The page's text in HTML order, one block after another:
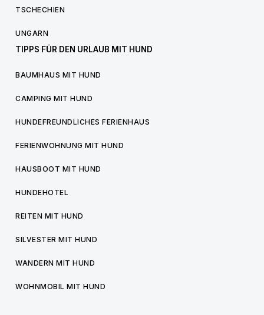
TSCHECHIEN
UNGARN
TIPPS FÜR DEN URLAUB MIT HUND
BAUMHAUS MIT HUND
CAMPING MIT HUND
HUNDEFREUNDLICHES FERIENHAUS
FERIENWOHNUNG MIT HUND
HAUSBOOT MIT HUND
HUNDEHOTEL
REITEN MIT HUND
SILVESTER MIT HUND
WANDERN MIT HUND
WOHNMOBIL MIT HUND